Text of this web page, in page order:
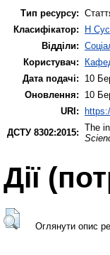
Тип ресурсу:
Класифікатор:
H
Відділи:
Користувач:
Дата подачі:
10
Оновлення:
10
URI:
ДСТУ 8302:2015: The
Дії
Оглянути опис